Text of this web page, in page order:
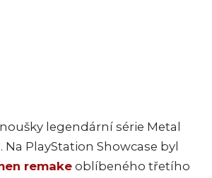
legendární série Metal
Na PlayStation Showcase byl
remake oblíbeného třetího